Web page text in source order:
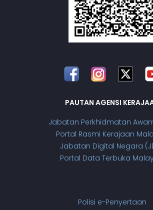
PAUTAN AGENSI
Jabatan Perkhidmatan
Portal Rasmi Kerajaan
Jabatan Digital Negara
Portal Data Terbuka
Polisi e-Penyertaan